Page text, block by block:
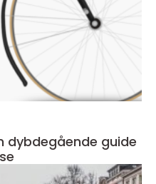
dybdegående guide